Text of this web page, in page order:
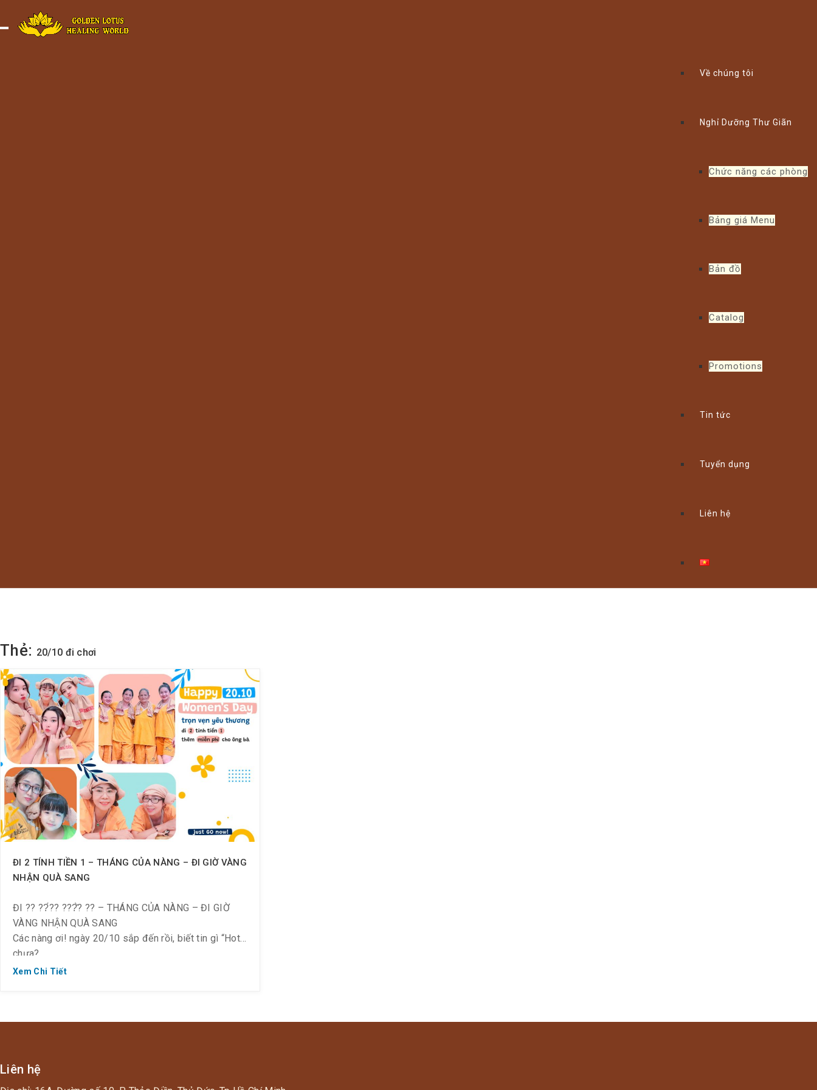
Toggle navigation
Về chúng tôi
Nghỉ Dưỡng Thư Giãn
Chức năng các phòng
Bảng giá Menu
Bản đồ
Catalog
Promotions
Tin tức
Tuyển dụng
Liên hệ
Thẻ: 20/10 đi chơi
ĐI 2 TÍNH TIỀN 1 – THÁNG CỦA NÀNG – ĐI GIỜ VÀNG
NHẬN QUÀ SANG
ĐI ?? ??́?? ???̂̀? ?? – THÁNG CỦA NÀNG – ĐI GIỜ
VÀNG NHẬN QUÀ SANG
Các nàng ơi! ngày 20/10 sắp đến rồi, biết tin gì “Hot”
chưa?
Mừng tháng của Nàng – Spa có Ưu đãi Vàng cho
• 12h ~ 18h: 335k (giá gốc 335k)
Xem Chi Tiết
Liên hệ